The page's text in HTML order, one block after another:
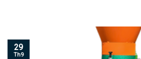
29
Th9